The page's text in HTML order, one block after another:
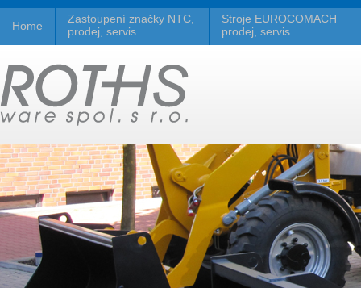
Home
Zastoupení značky NTC,
prodej, servis
Stroje EUROCOMACH
prodej, servis